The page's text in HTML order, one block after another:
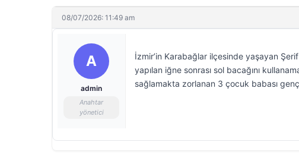
08/07/2026: 11:49 am
A
admin
Anahtar
yönetici
İzmir’in Karabağlar ilçesinde yaşayan
yapılan iğne sonrası sol bacağını
sağlamakta zorlanan 3 çocuk babası